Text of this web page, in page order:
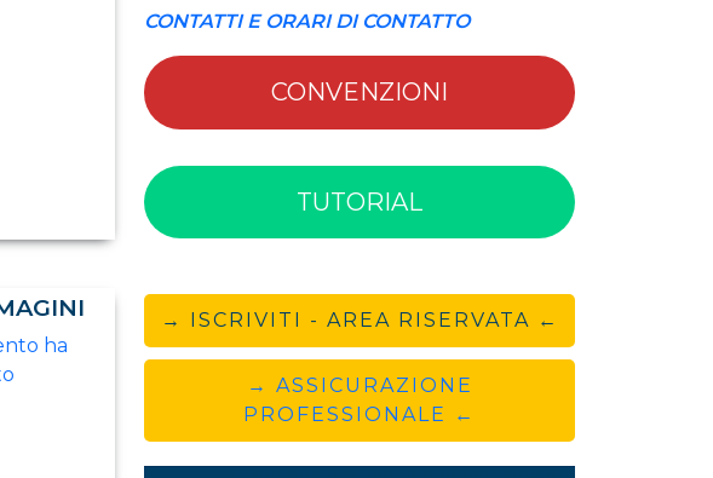
ha
CONTATTI E ORARI DI CONTATTO
CONVENZIONI
TUTORIAL
→ ISCRIVITI - AREA RISERVATA ←
→ ASSICURAZIONE
PROFESSIONALE ←